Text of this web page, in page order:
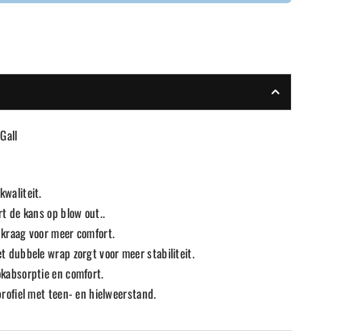
de kans op blow out..
voor meer comfort.
dubbele wrap zorgt voor meer stabiliteit.
en comfort.
met teen- en hielweerstand.